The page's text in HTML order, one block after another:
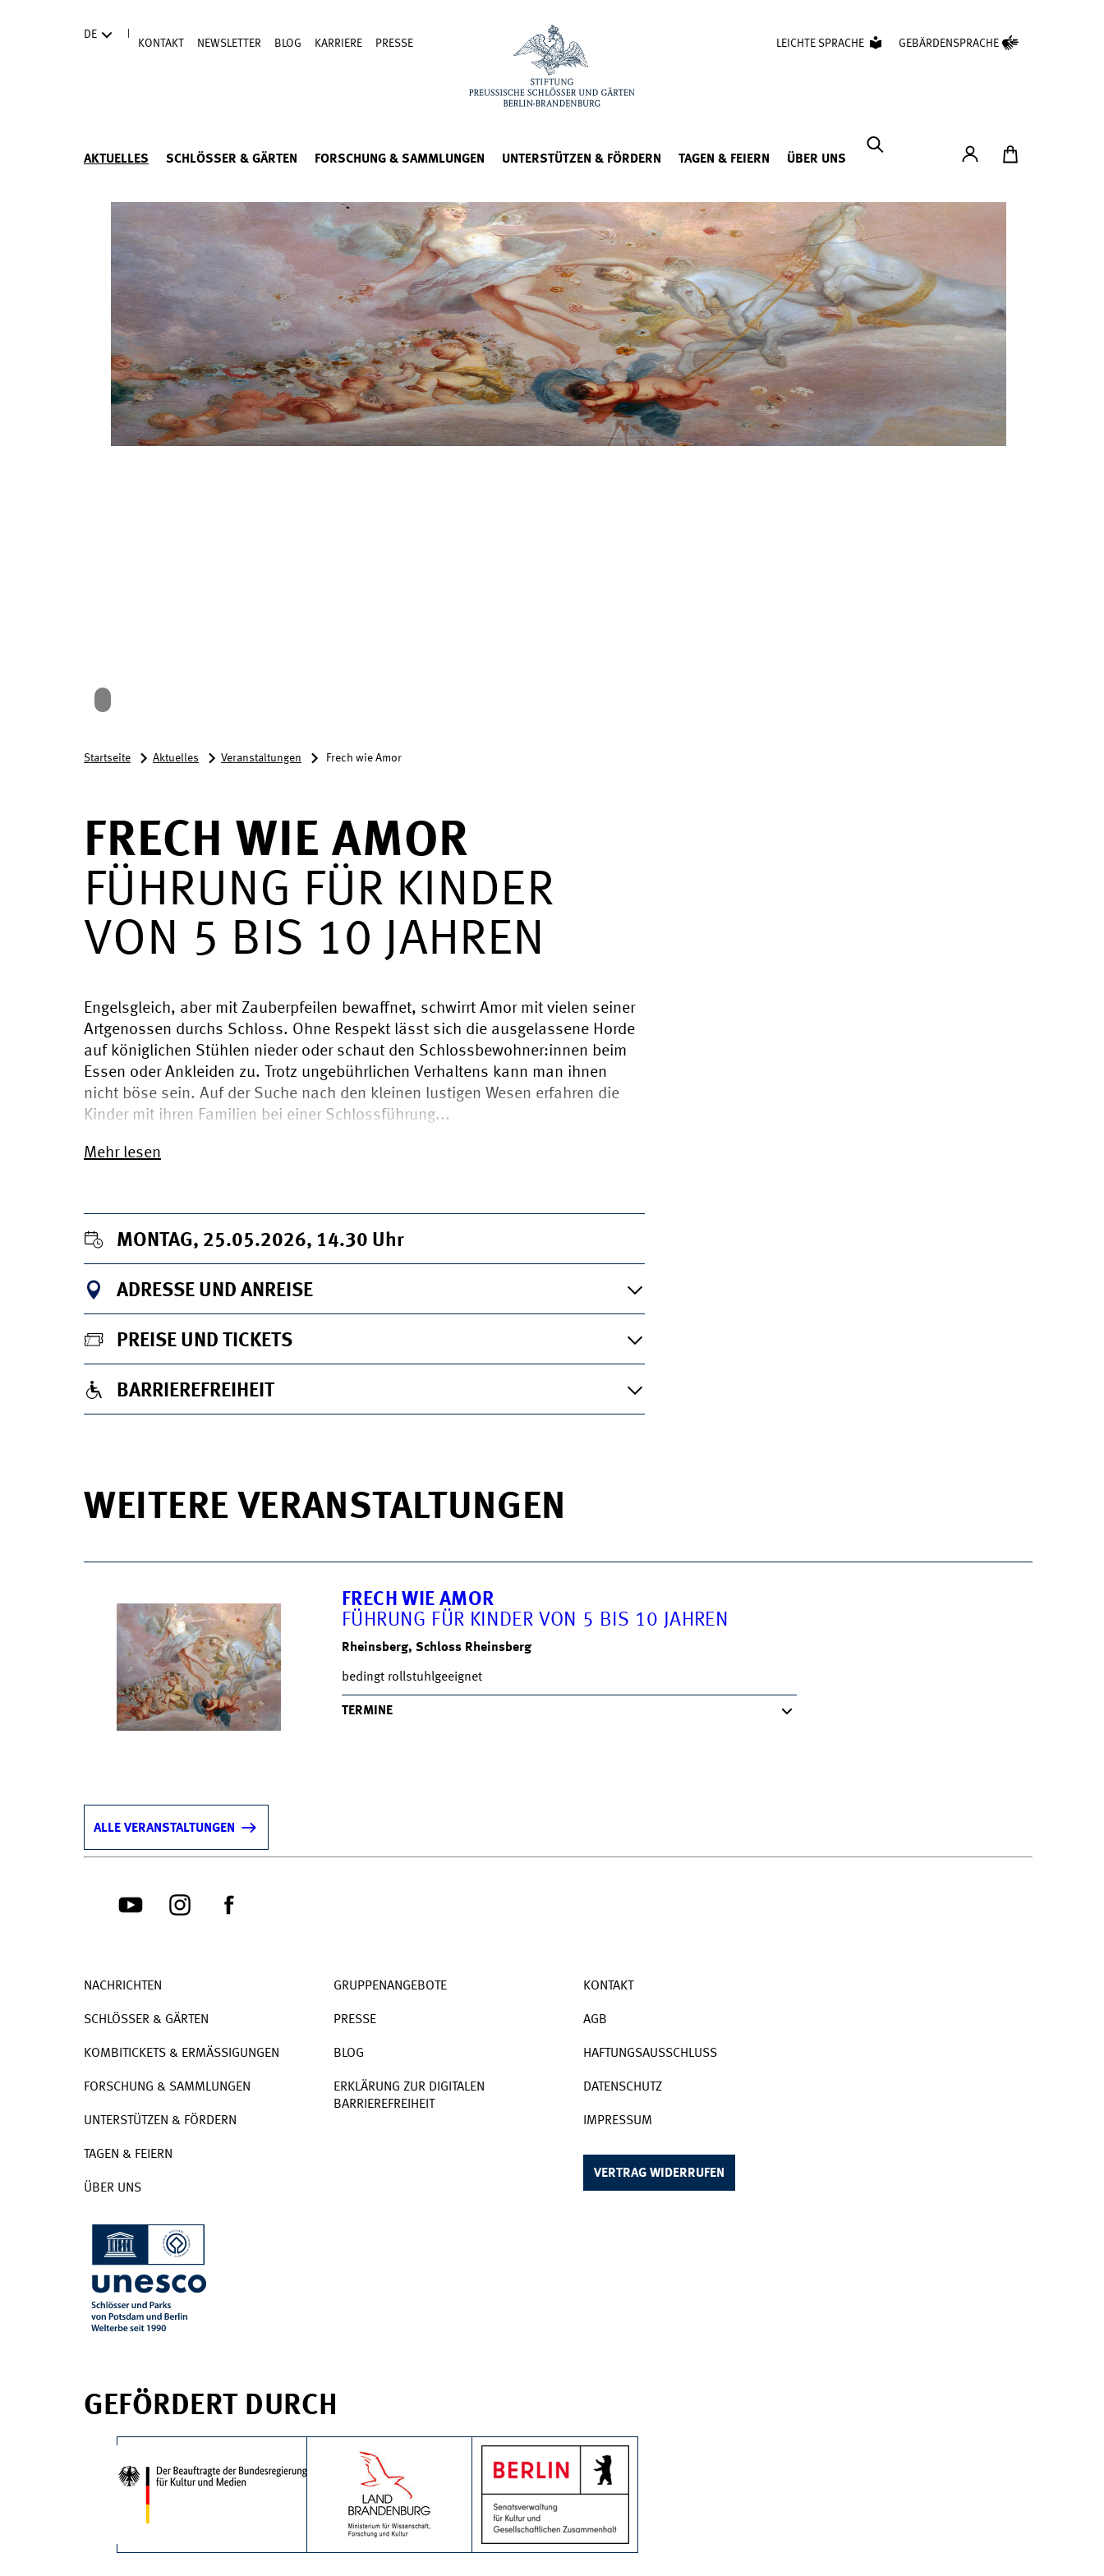
DE
KONTAKT NEWSLETTER BLOG KARRIERE PRESSE LEICHTE SPRACHE GEBÄRDENSPRACHE
AKTUELLES SCHLÖSSER & GÄRTEN FORSCHUNG & SAMMLUNGEN UNTERSTÜTZEN & FÖRDERN TAGEN & FEIERN ÜBER UNS
Konto Zum Ticketshop
Startseite Aktuelles Veranstaltungen Frech wie Amor
FRECH WIE AMOR
FÜHRUNG FÜR KINDER
VON 5 BIS 10 JAHREN
Engelsgleich, aber mit Zauberpfeilen bewaffnet, schwirrt Amor mit vielen seiner
Artgenossen durchs Schloss. Ohne Respekt lässt sich die ausgelassene Horde
auf königlichen Stühlen nieder oder schaut den Schlossbewohner:innen beim
Essen oder Ankleiden zu. Trotz ungebührlichen Verhaltens kann man ihnen
nicht böse sein. Auf der Suche nach den kleinen lustigen Wesen erfahren die
Kinder mit ihren Familien bei einer Schlossführung...
Mehr lesen
MONTAG, 25.05.2026, 14.30 Uhr
ADRESSE UND ANREISE
PREISE UND TICKETS
BARRIEREFREIHEIT
WEITERE VERANSTALTUNGEN
FRECH WIE AMOR
FÜHRUNG FÜR KINDER VON 5 BIS 10 JAHREN
Rheinsberg, Schloss Rheinsberg
bedingt rollstuhlgeeignet
TERMINE
ALLE VERANSTALTUNGEN
NACHRICHTEN
SCHLÖSSER & GÄRTEN
KOMBITICKETS & ERMÄSSIGUNGEN
FORSCHUNG & SAMMLUNGEN
UNTERSTÜTZEN & FÖRDERN
TAGEN & FEIERN
ÜBER UNS
GRUPPENANGEBOTE
PRESSE
BLOG
ERKLÄRUNG ZUR DIGITALEN
BARRIEREFREIHEIT
KONTAKT
AGB
HAFTUNGSAUSSCHLUSS
DATENSCHUTZ
IMPRESSUM
VERTRAG WIDERRUFEN
GEFÖRDERT DURCH